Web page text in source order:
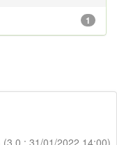
1
: 31/01/2022 14:00)